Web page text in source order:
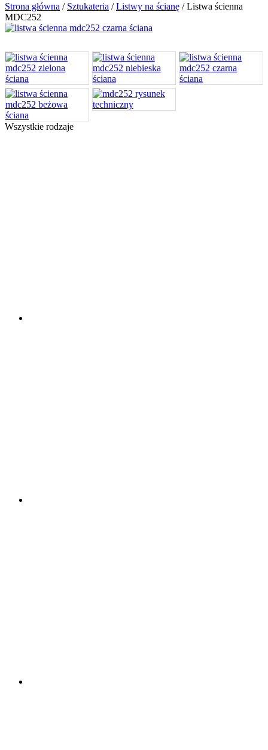
Strona główna / Sztukateria /Listwy na ścianę / Listwa ścienna
MDC252
Wszystkie rodzaje